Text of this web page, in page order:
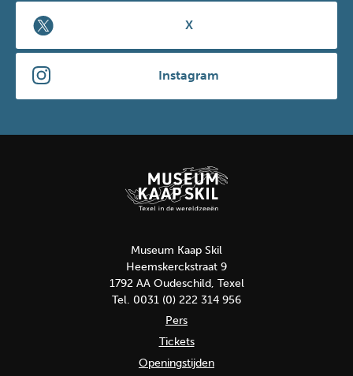
X
Instagram
Museum Kaap Skil
Heemskerckstraat 9
1792 AA Oudeschild, Texel
Tel. 0031 (0) 222 314 956
Pers
Tickets
Openingstijden